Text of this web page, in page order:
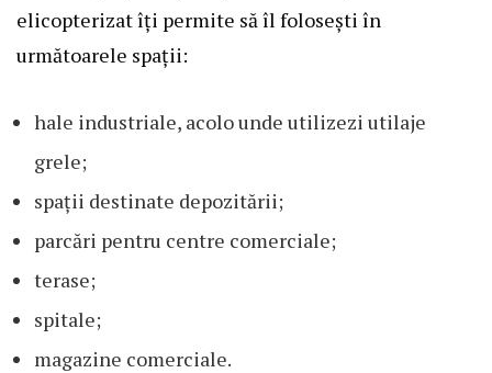
elicopterizat îți permite să îl folosești în
următoarele spații:
hale industriale, acolo unde utilizezi utilaje
grele;
spații destinate depozitării;
parcări pentru centre comerciale;
terase;
spitale;
magazine comerciale.